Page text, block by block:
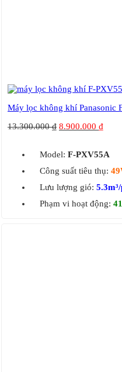
Máy lọc không khí Panasonic
13.300.000₫ 8.900.000 ₫
Model: F-PXV55A
Công suất tiêu thụ:
Lưu lượng gió:
Phạm vi hoạt động: